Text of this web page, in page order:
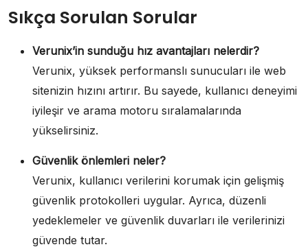
Sıkça Sorulan Sorular
Verunix’in sunduğu hız avantajları nelerdir?
Verunix, yüksek performanslı sunucuları ile web
sitenizin hızını artırır. Bu sayede, kullanıcı deneyimi
iyileşir ve arama motoru sıralamalarında
yükselirsiniz.
Güvenlik önlemleri neler?
Verunix, kullanıcı verilerini korumak için gelişmiş
güvenlik protokolleri uygular. Ayrıca, düzenli
yedeklemeler ve güvenlik duvarları ile verilerinizi
güvende tutar.